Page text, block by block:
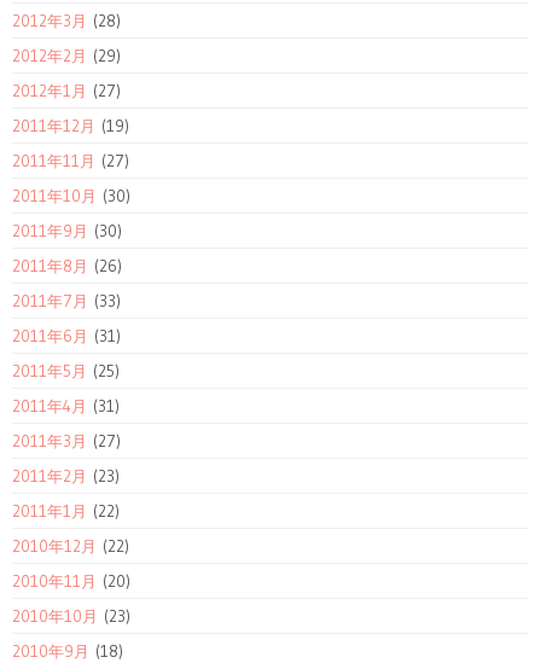
2012年3月 (28)
2012年2月 (29)
2012年1月 (27)
2011年12月 (19)
2011年11月 (27)
2011年10月 (30)
2011年9月 (30)
2011年8月 (26)
2011年7月 (33)
2011年6月 (31)
2011年5月 (25)
2011年4月 (31)
2011年3月 (27)
2011年2月 (23)
2011年1月 (22)
2010年12月 (22)
2010年11月 (20)
2010年10月 (23)
2010年9月 (18)